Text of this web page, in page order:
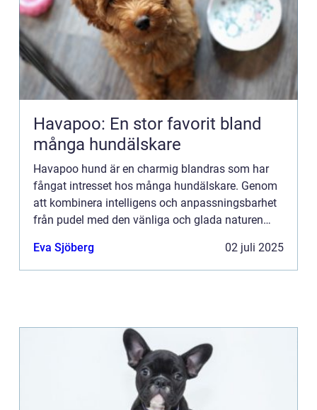
Havapoo: En stor favorit bland
många hundälskare
Havapoo hund är en charmig blandras som har
fångat intresset hos många hundälskare. Genom
att kombinera intelligens och anpassningsbarhet
från pudel med den vänliga och glada naturen
Eva Sjöberg 02 juli 2025